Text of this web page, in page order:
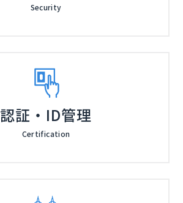
Security
認証・ID管理
Certification